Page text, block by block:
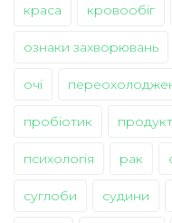
краса кровообіг
ознаки захворювань
очі
пробіотик
психологія рак
суглоби судини